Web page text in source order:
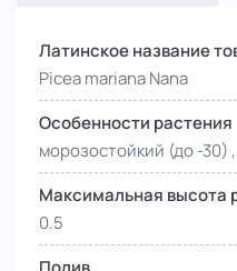
Латинское название
Picea mariana Nana
Особенности растения
морозостойкий (до -30)
Максимальная высота
0.5